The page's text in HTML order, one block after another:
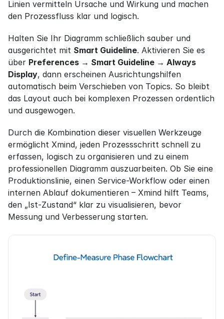
Linien vermitteln Ursache und Wirkung und machen
den Prozessfluss klar und logisch.
Halten Sie Ihr Diagramm schließlich sauber und
ausgerichtet mit Smart Guideline. Aktivieren Sie es
über Preferences → Smart Guideline → Always
Display, dann erscheinen Ausrichtungshilfen
automatisch beim Verschieben von Topics. So bleibt
das Layout auch bei komplexen Prozessen ordentlich
und ausgewogen.
Durch die Kombination dieser visuellen Werkzeuge
ermöglicht Xmind, jeden Prozessschritt schnell zu
erfassen, logisch zu organisieren und zu einem
professionellen Diagramm auszuarbeiten. Ob Sie eine
Produktionslinie, einen Service-Workflow oder einen
internen Ablauf dokumentieren – Xmind hilft Teams,
den „Ist-Zustand“ klar zu visualisieren, bevor
Messung und Verbesserung starten.